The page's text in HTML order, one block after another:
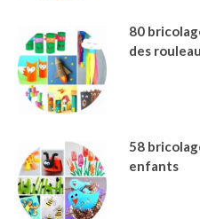
80
des
58
enfants